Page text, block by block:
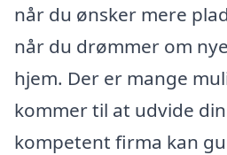
når du ønsker mere
når du drømmer om
hjem. Der er mange
kommer til at udvide
kompetent firma kan